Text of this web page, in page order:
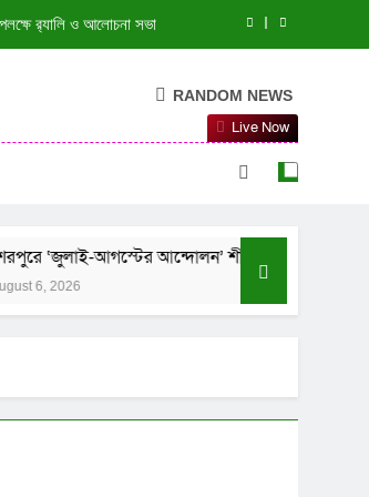
র‌্যালি ও আলোচনা সভা
লি: এর বার্ষিক সাধারণ সভা
কমিটির সভা অনুষ্ঠিত
লাখ টাকার ভারতীয় মদ জব্দ
RANDOM NEWS
Live Now
আন্দোলন’ শীর্ষক আলোচনা সভা ও দোয়া মাহফিল